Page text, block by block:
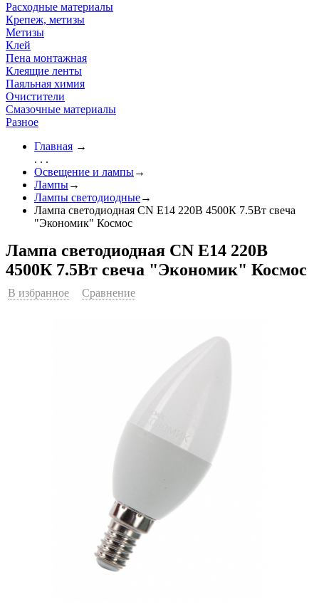
Расходные материалы
Крепеж, метизы
Метизы
Клей
Пена монтажная
Клеящие ленты
Паяльная химия
Очистители
Смазочные материалы
Разное
Главная →
. . .
Освещение и лампы→
Лампы→
Лампы светодиодные→
Лампа светодиодная CN Е14 220В 4500К 7.5Вт свеча
"Экономик" Космос
Лампа светодиодная CN Е14 220В
4500К 7.5Вт свеча "Экономик" Космос
В избранное Сравнение